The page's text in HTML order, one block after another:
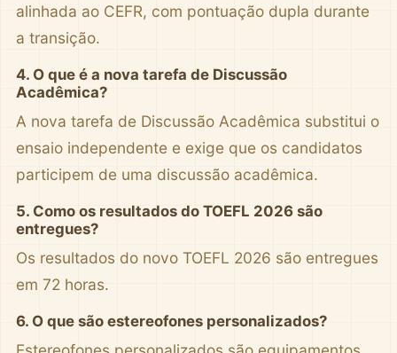
alinhada ao CEFR, com pontuação dupla durante
a transição.
4. O que é a nova tarefa de Discussão
Acadêmica?
A nova tarefa de Discussão Acadêmica substitui o
ensaio independente e exige que os candidatos
participem de uma discussão acadêmica.
5. Como os resultados do TOEFL 2026 são
entregues?
Os resultados do novo TOEFL 2026 são entregues
em 72 horas.
6. O que são estereofones personalizados?